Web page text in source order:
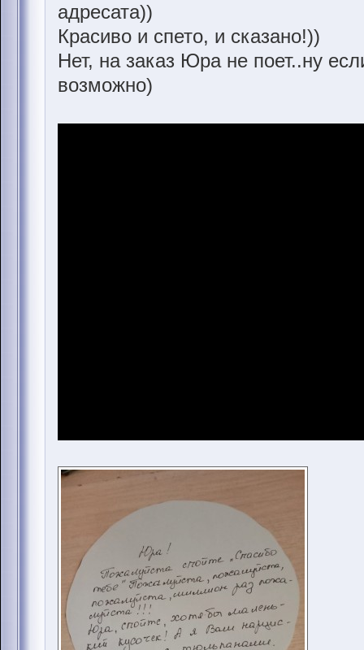
адресата))
Красиво и спето, и сказано!))
Нет, на заказ Юра не поет..ну
возможно)